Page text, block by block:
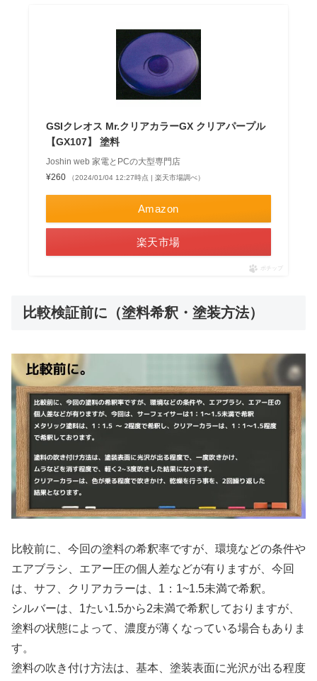
GSIクレオス Mr.クリアカラーGX クリアパープル
【GX107】 塗料
Joshin web 家電とPCの大型専門店
¥260
（2024/01/04 12:27時点 | 楽天市場調べ）
Amazon
楽天市場
ポチップ
比較検証前に（塗料希釈・塗装方法）
比較前に、今回の塗料の希釈率ですが、環境などの条件や
エアブラシ、エアー圧の個人差などが有りますが、今回
は、サフ、クリアカラーは、1：1~1.5未満で希釈。
シルバーは、1たい1.5から2未満で希釈しておりますが、
塗料の状態によって、濃度が薄くなっている場合もありま
す。
塗料の吹き付け方法は、基本、塗装表面に光沢が出る程度